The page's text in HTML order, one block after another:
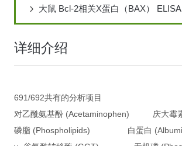
详细介绍
691/692共有的分析项目
对乙酰氨基酚 (Acetaminophen) 庆大霉
磷脂 (Phospholipids) 白蛋白